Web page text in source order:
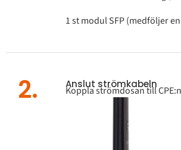
1 st modul SFP (medföljer
2. Anslut strömkabeln
Koppla strömdosan till